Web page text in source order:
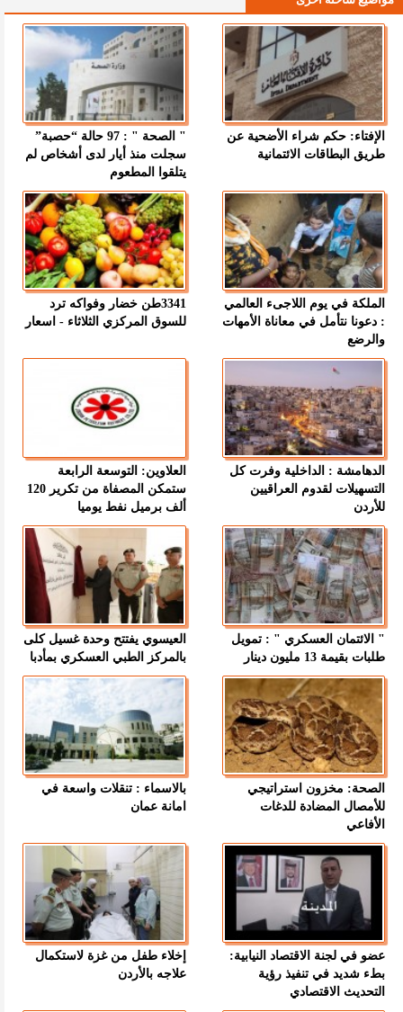
الإفتاء: حكم شراء الأضحية عن
طريق البطاقات الائتمانية
" الصحة " : 97 حالة “حصبة”
سجلت منذ أيار لدى أشخاص لم
يتلقوا المطعوم
الملكة في يوم اللاجىء العالمي
: دعونا نتأمل في معاناة الأمهات
والرضع
3341طن خضار وفواكه ترد
للسوق المركزي الثلاثاء - اسعار
الدهامشة : الداخلية وفرت كل
التسهيلات لقدوم العراقيين
للأردن
العلاوين: التوسعة الرابعة
ستمكن المصفاة من تكرير 120
ألف برميل نفط يوميا
" الائتمان العسكري " : تمويل
طلبات بقيمة 13 مليون دينار
العيسوي يفتتح وحدة غسيل كلى
بالمركز الطبي العسكري بمأدبا
الصحة: مخزون استراتيجي
للأمصال المضادة للدغات
الأفاعي
بالاسماء : تنقلات واسعة في
امانة عمان
عضو في لجنة الاقتصاد النيابية:
بطء شديد في تنفيذ رؤية
التحديث الاقتصادي
إخلاء طفل من غزة لاستكمال
علاجه بالأردن